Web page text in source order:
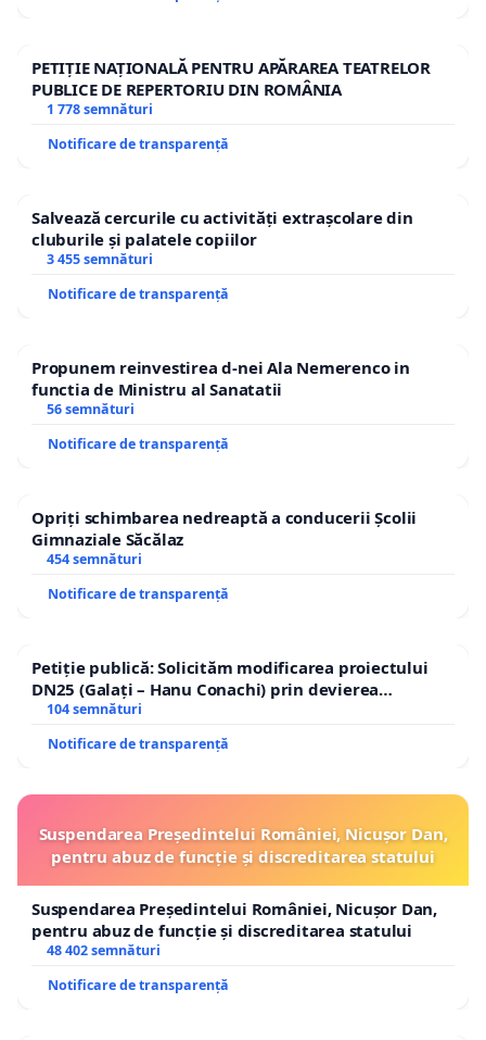
PETIȚIE NAȚIONALĂ PENTRU APĂRAREA TEATRELOR
PUBLICE DE REPERTORIU DIN ROMÂNIA
1 778 semnături
Notificare de transparență
Salvează cercurile cu activități extrașcolare din
cluburile și palatele copiilor
3 455 semnături
Notificare de transparență
Propunem reinvestirea d-nei Ala Nemerenco in
functia de Ministru al Sanatatii
56 semnături
Notificare de transparență
Opriți schimbarea nedreaptă a conducerii Școlii
Gimnaziale Săcălaz
454 semnături
Notificare de transparență
Petiție publică: Solicităm modificarea proiectului
DN25 (Galați – Hanu Conachi) prin devierea
traseului în afara localităților!
104 semnături
Notificare de transparență
Suspendarea Președintelui României, Nicușor Dan,
pentru abuz de funcție și discreditarea statului
Suspendarea Președintelui României, Nicușor Dan,
pentru abuz de funcție și discreditarea statului
48 402 semnături
Notificare de transparență